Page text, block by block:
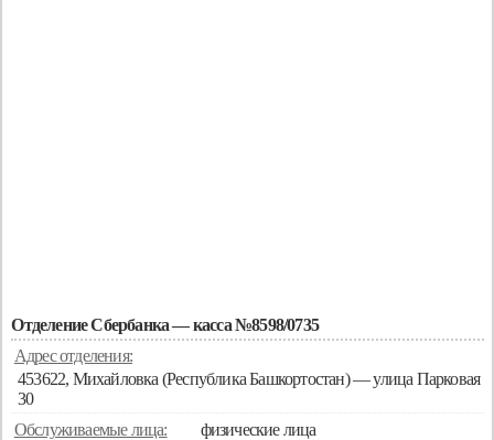
Отделение Сбербанка — касса №8598/0735
Адрес отделения:
453622, Михайловка (Республика Башкортостан) — улица Парковая
30
Обслуживаемые лица:
физические лица